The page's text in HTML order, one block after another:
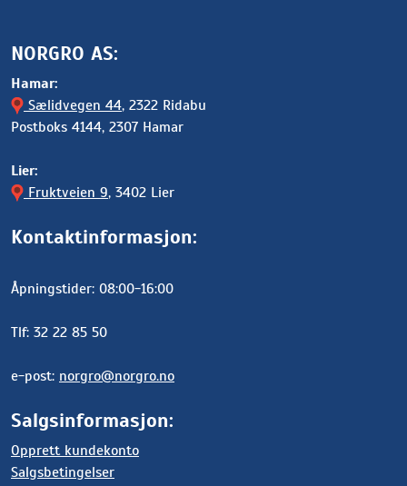
NORGRO AS:
Hamar:
Sælidvegen 44, 2322 Ridabu
Postboks 4144, 2307 Hamar
Lier:
Fruktveien 9, 3402 Lier
Kontaktinformasjon:
Åpningstider: 08:00-16:00
Tlf: 32 22 85 50
e-post: norgro@norgro.no
Salgsinformasjon:
Opprett kundekonto
Salgsbetingelser